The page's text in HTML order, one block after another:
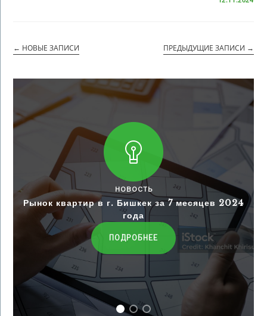
← НОВЫЕ ЗАПИСИ ПРЕДЫДУЩИЕ ЗАПИСИ →
НОВОСТЬ
Рынок квартир в г. Бишкек за 7 месяцев 2024
года
ПОДРОБНЕЕ